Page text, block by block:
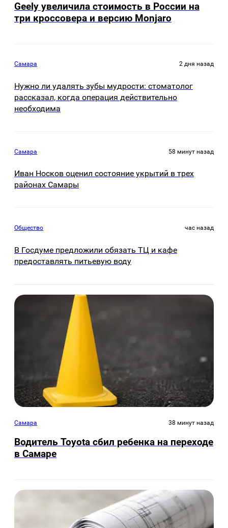
Geely увеличила стоимость в России на
три кроссовера и версию Monjaro
Самара 2 дня назад
Нужно ли удалять зубы мудрости: стоматолог
рассказал, когда операция действительно
необходима
Самара 58 минут назад
Иван Носков оценил состояние укрытий в трех
районах Самары
Общество час назад
В Госдуме предложили обязать ТЦ и кафе
предоставлять питьевую воду
Самара 38 минут назад
Водитель Toyota сбил ребенка на переходе
в Самаре